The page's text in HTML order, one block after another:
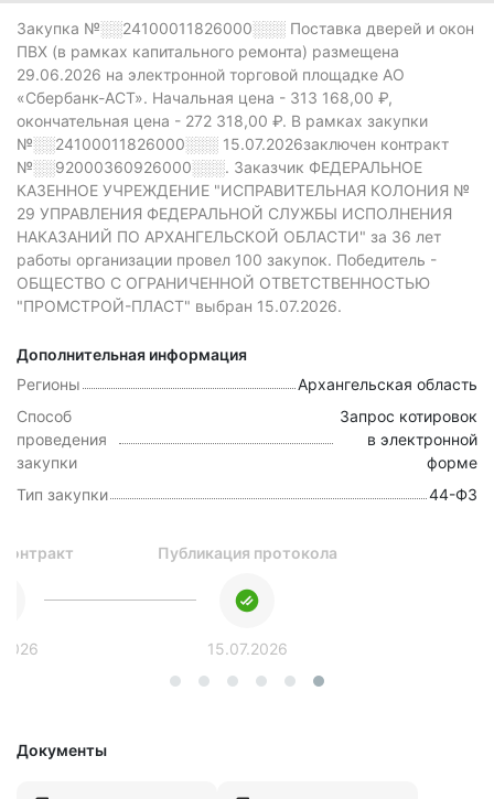
Закупка №░░24100011826000░░░ Поставка дверей и окон
ПВХ (в рамках капитального ремонта) размещена
29.06.2026 на электронной торговой площадке АО
«Сбербанк-АСТ». Начальная цена - 313 168,00 ₽,
окончательная цена - 272 318,00 ₽. В рамках закупки
№░░24100011826000░░░ 15.07.2026заключен контракт
№░░92000360926000░░░. Заказчик ФЕДЕРАЛЬНОЕ
КАЗЕННОЕ УЧРЕЖДЕНИЕ "ИСПРАВИТЕЛЬНАЯ КОЛОНИЯ №
29 УПРАВЛЕНИЯ ФЕДЕРАЛЬНОЙ СЛУЖБЫ ИСПОЛНЕНИЯ
НАКАЗАНИЙ ПО АРХАНГЕЛЬСКОЙ ОБЛАСТИ" за 36 лет
работы организации провел 100 закупок. Победитель -
ОБЩЕСТВО С ОГРАНИЧЕННОЙ ОТВЕТСТВЕННОСТЬЮ
"ПРОМСТРОЙ-ПЛАСТ" выбран 15.07.2026.
Дополнительная информация
Регионы
Архангельская область
Способ
проведения
закупки
Запрос котировок
в электронной
форме
Тип закупки
44-ФЗ
Публикация протокола
15.07.2026
Документы